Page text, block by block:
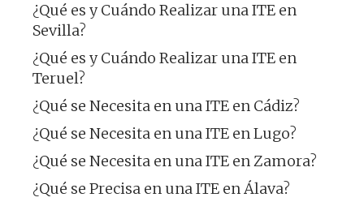
¿Qué es y Cuándo Realizar una ITE en
Sevilla?
¿Qué es y Cuándo Realizar una ITE en
Teruel?
¿Qué se Necesita en una ITE en Cádiz?
¿Qué se Necesita en una ITE en Lugo?
¿Qué se Necesita en una ITE en Zamora?
¿Qué se Precisa en una ITE en Álava?